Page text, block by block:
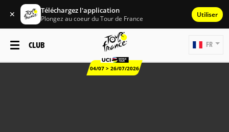
✕ Téléchargez l'application
Plongez au coeur du Tour de France Utiliser
CLUB
04/07 > 26/07/2026
FR